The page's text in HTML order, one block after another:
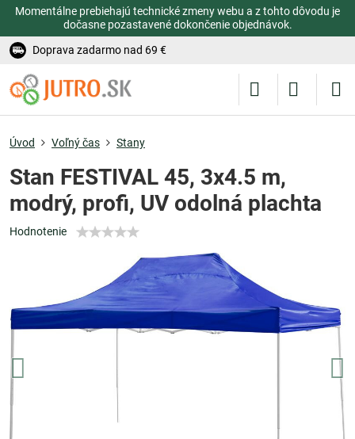
Momentálne prebiehajú technické zmeny webu a z tohto dôvodu je
dočasne pozastavené dokončenie objednávok.
Doprava zadarmo nad 69 €
Úvod Voľný čas Stany
Stan FESTIVAL 45, 3x4.5 m,
modrý, profi, UV odolná plachta
Hodnotenie